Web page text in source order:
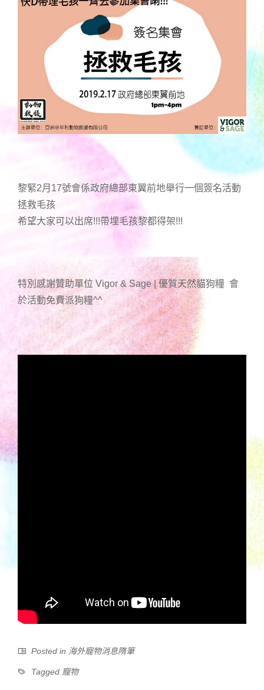
黎緊2月17號會係政府總部東翼前地舉行一個簽名活動
拯救毛孩
希望大家可以出席!!!帶埋毛孩黎都得架!!!
特別感謝贊助單位 Vigor & Sage | 優質天然貓狗糧 會
於活動免費派狗糧^^
Posted in 海外寵物消息隋筆
Tagged 寵物